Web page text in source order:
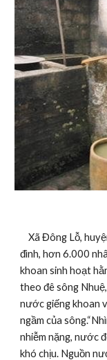
    Xã Đông Lỗ, huyện Ứng Hòa, Hà Nội có hơn 1.000 hộ gia
đình, hơn 6.000
khoan sinh hoạt
theo đê sông
nước giếng khoan
ngầm của
nhiễm nặng, nước
khó chịu. Nguồn